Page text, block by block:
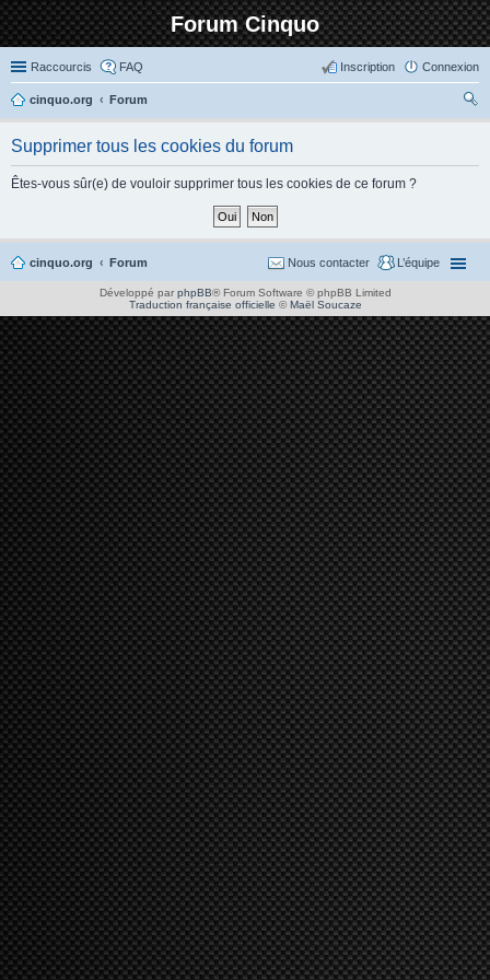
Forum Cinquo
Raccourcis FAQ Connexion
Inscription
cinquo.org
Forum
Supprimer tous les cookies du forum
Êtes-vous sûr(e) de vouloir supprimer tous les cookies de ce forum ?
cinquo.org Forum L’équipe
Nous contacter
Développé par phpBB® Forum Software © phpBB Limited
Traduction française officielle ©Maël Soucaze